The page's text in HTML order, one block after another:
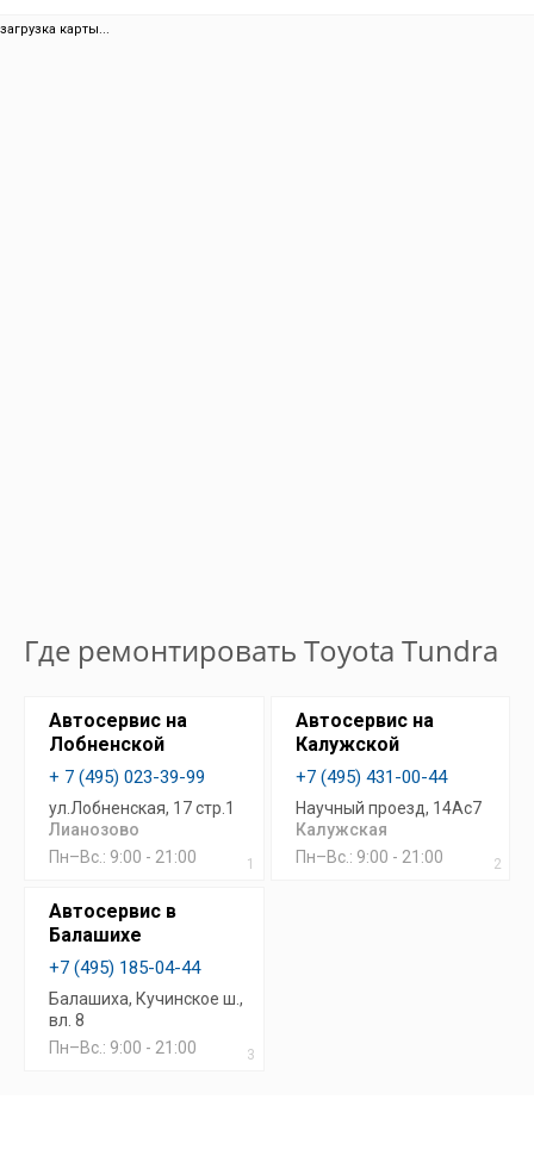
загрузка карты...
Где ремонтировать Toyota Tundra
1
Автосервис на
Лобненской
+ 7 (495) 023-39-99
ул.Лобненская, 17 стр.1
Лианозово
Пн–Вс.: 9:00 - 21:00
2
Автосервис на
Калужской
+7 (495) 431-00-44
Научный проезд, 14Ас7
Калужская
Пн–Вс.: 9:00 - 21:00
3
Автосервис в
Балашихе
+7 (495) 185-04-44
Балашиха, Кучинское ш.,
вл. 8
Пн–Вс.: 9:00 - 21:00